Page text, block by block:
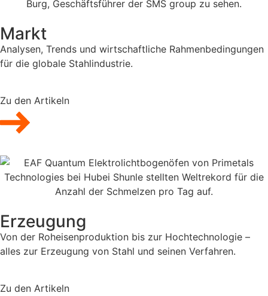
Markt
Analysen, Trends und wirtschaftliche Rahmenbedingungen
für die globale Stahlindustrie.
Zu den Artikeln
Erzeugung
Von der Roheisenproduktion bis zur Hochtechnologie –
alles zur Erzeugung von Stahl und seinen Verfahren.
Zu den Artikeln